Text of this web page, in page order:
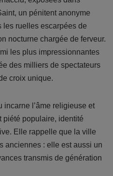
un pénitent anonyme
les ruelles escarpées de
nocturne chargée de ferveur.
les plus impressionnantes
des milliers de spectateurs
croix unique.
incarne l’âme religieuse et
piété populaire, identité
Elle rappelle que la ville
anciennes : elle est aussi un
transmis de génération